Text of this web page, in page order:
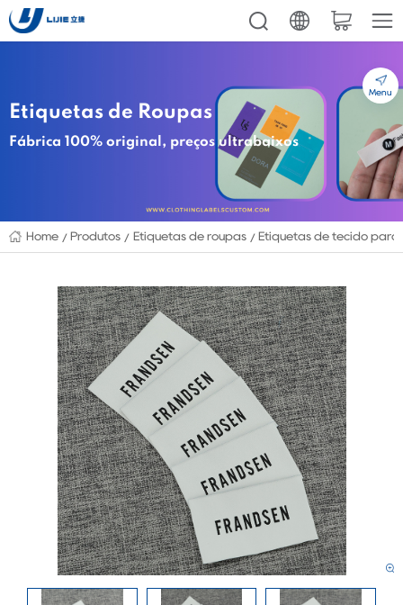
Etiquetas de Roupas
Fábrica 100% original, preços ultrabaixos
Home Produtos Etiquetas de roupas Etiquetas de tecido para
Menu